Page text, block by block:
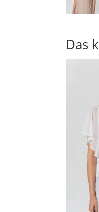
Das